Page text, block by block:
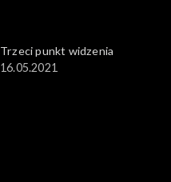
Trzeci punkt widzenia
16.05.2021